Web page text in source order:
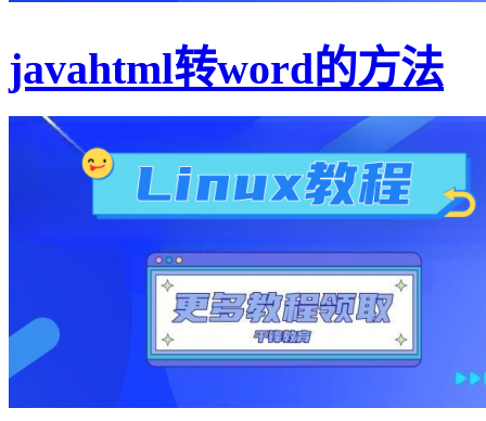
javahtml转word的方法